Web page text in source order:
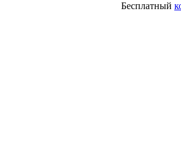
Бесплатный